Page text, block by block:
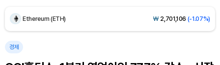
Ethereum (ETH) ₩ 2,701,106 (-1.07%)
경제